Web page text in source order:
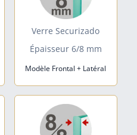
Verre Securizado
Épaisseur 6/8 mm
Modèle Frontal + Latéral